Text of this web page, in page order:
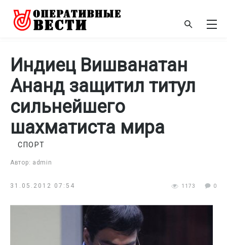
Индиец Вишванатан
Ананд защитил титул
сильнейшего
шахматиста мира
Автор: admin
СПОРТ
31.05.2012 07:54 1173 0